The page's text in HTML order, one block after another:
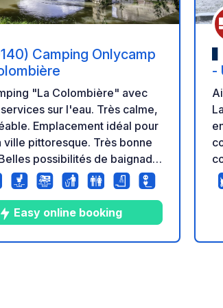
Camping Onlycamp
"La Colombière" avec
sur l'eau. Très calme,
Emplacement idéal pour
ville pittoresque. Très bonne
possibilités de baignade
avec un bar l'été sur l'île.
Easy online booking
-
Lac